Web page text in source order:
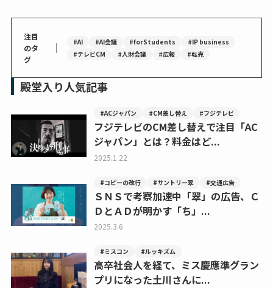
注目
のタ
グ
｜ #AI #AI会議 #forStudents
#IP business
#テレビCM
#人財会議 #広報 #転売
殿堂入り人気記事
#ACジャパン #CM差し替え #フジテレビ
フジテレビのCM差し替えで注目「AC
ジャパン」とは？料金はど...
2025.1.22
#コピーの改行 #サントリー翠 #交通広告
ＳＮＳで考察加速中「翠」の広告、Ｃ
ＤとＡＤが明かす「ち」...
2025.3.6
#ミスコン #ルッキズム
高卒社会人を経て、ミス慶應準グラン
プリになった土川さんに...